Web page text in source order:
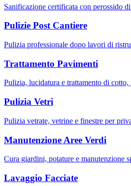
Sanificazione certificata con perossido
Pulizie Post Cantiere
Pulizia professionale dopo lavori di
Trattamento Pavimenti
Pulizia, lucidatura e trattamento di cotto,
Pulizia Vetri
Pulizia vetrate, vetrine e finestre per
Manutenzione Aree Verdi
Cura giardini, potature e manutenzione
Lavaggio Facciate